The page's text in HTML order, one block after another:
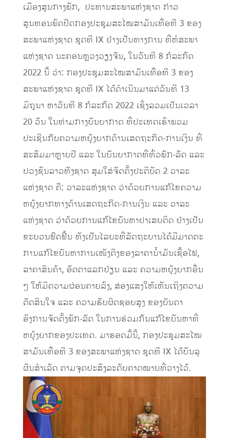
ເມືອງສູນກາງພັກ, ປະທານສະພາແຫ່ງຊາດ ກ່າວ
ສູນທອນພົດປິດກອງປະຊຸມສະໄໝສາມັນເທື່ອທີ 3 ຂອງ
ສະພາແຫ່ງຊາດ ຊຸດທີ IX ຢ່າງເປັນທາງການ ທີ່ຫໍສະພາ
ແຫ່ງຊາດ ນະຄອນຫຼວງວຽງຈັນ, ໃນວັນທີ 8 ກໍລະກົດ
2022 ນີ້ ວ່າ: ກອງປະຊຸມສະໄໝສາມັນເທື່ອທີ 3 ຂອງ
ສະພາແຫ່ງຊາດ ຊຸດທີ IX ໄດ້ດໍາເນີນມາແຕ່ວັນທີ 13
ມິຖຸນາ ຫາວັນທີ 8 ກໍລະກົດ 2022 ເຊິ່ງລວມເປັນເວລາ
20 ວັນ ໃນທ່າມກາງບັນຍາກາດ ທີ່ປະເທດເຮົາພວມ
ປະເຊີນກັບຄວາມຫຍຸ້ງຍາກດ້ານເສດຖະກິດ-ການເງິນ ທີ່
ສະສົມມາຫຼາຍປີ ແລະ ໃນບັນຍາກາດທີ່ທົ່ວພັກ-ລັດ ແລະ
ປວງຊົນລາວທັງຊາດ ສຸມໃສ່ຈັດຕັ້ງປະຕິບັດ 2 ວາລະ
ແຫ່ງຊາດ ຄື: ວາລະແຫ່ງຊາດ ວ່າດ້ວຍການແກ້ໄຂຄວາມ
ຫຍຸ້ງຍາກທາງດ້ານເສດຖະກິດ-ການເງິນ ແລະ ວາລະ
ແຫ່ງຊາດ ວ່າດ້ວຍການແກ້ໄຂບັນຫາຢາເສບຕິດ ຢ່າງເປັນ
ຂະບວນຟົດຟື້ນ ທັງເປັນໄລຍະທີ່ລັດຖະບານໄດ້ມີມາດຕະ
ການແກ້ໄຂບັນຫາການເໜັງຕີງຂອງລາຄານໍ້າມັນເຊື້ອໄຟ,
ລາຄາສິນຄ້າ, ອັດຕາແລກປ່ຽນ ແລະ ຄວາມຫຍຸ້ງຍາກອື່ນ
ໆ ໃຫ້ມີຄວາມຜ່ອນຄາຍລົງ, ສ່ອງແສງໃຫ້ເຫັນເຖິງຄວາມ
ຕັດສິນໃຈ ແລະ ຄວາມຮັບຜິດຊອບສູງ ຂອງບັນດາ
ອົງການຈັດຕັ້ງພັກ-ລັດ ໃນການຮ່ວມກັນແກ້ໄຂບັນຫາທີ່
ຫຍຸ້ງຍາກຂອງປະເທດ. ມາຮອດມື້ນີ້, ກອງປະຊຸມສະໄໝ
ສາມັນເທື່ອທີ 3 ຂອງສະພາແຫ່ງຊາດ ຊຸດທີ IX ໄດ້ບັນລຸ
ຜົນສໍາເລັດ ຕາມຈຸດປະສົງລະດັບຄາດໝາຍທີ່ວາງໄວ້.